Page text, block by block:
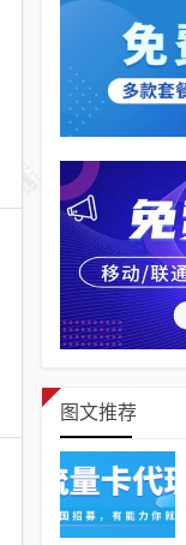
图文推荐